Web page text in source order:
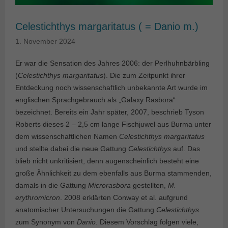
Celestichthys margaritatus ( = Danio m.)
1. November 2024
Er war die Sensation des Jahres 2006: der Perlhuhnbärbling
(Celestichthys margaritatus). Die zum Zeitpunkt ihrer
Entdeckung noch wissenschaftlich unbekannte Art wurde im
englischen Sprachgebrauch als „Galaxy Rasbora“
bezeichnet. Bereits ein Jahr später, 2007, beschrieb Tyson
Roberts dieses 2 – 2,5 cm lange Fischjuwel aus Burma unter
dem wissenschaftlichen Namen Celestichthys margaritatus
und stellte dabei die neue Gattung Celestichthys auf. Das
blieb nicht unkritisiert, denn augenscheinlich besteht eine
große Ähnlichkeit zu dem ebenfalls aus Burma stammenden,
damals in die Gattung Microrasbora gestellten, M.
erythromicron . 2008 erklärten Conway et al. aufgrund
anatomischer Untersuchungen die Gattung Celestichthys
zum Synonym von Danio . Diesem Vorschlag folgen viele,